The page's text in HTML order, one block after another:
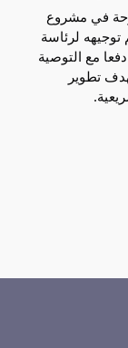
في مشروع
لسنة 2026 الذي تم توجيهه لرئاسة
51.726 م. د تعهدا و48.421 م .د دفعا مع التوصية
تطوير